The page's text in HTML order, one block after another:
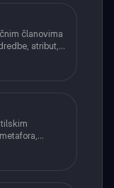
članovima
atribut,
aliteracija i
tekstu.